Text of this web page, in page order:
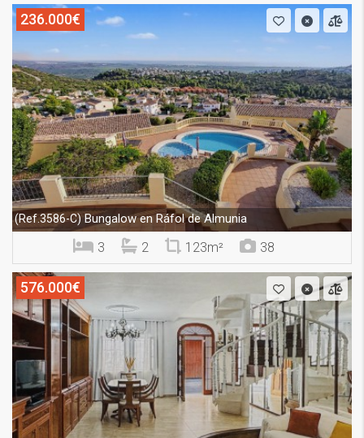
236.000€
(Ref.3586-C)Bungalow en Ráfol de Almunia
3 2 123m² 38
576.000€